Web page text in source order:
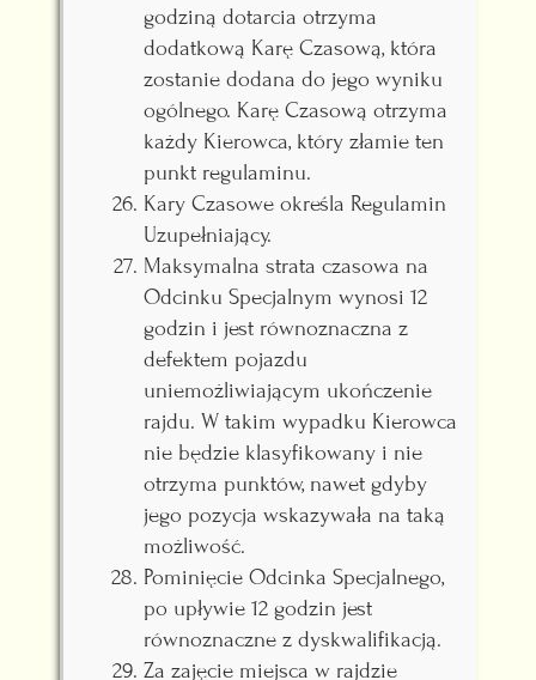
godziną dotarcia otrzyma
dodatkową Karę Czasową, która
zostanie dodana do jego wyniku
ogólnego. Karę Czasową otrzyma
każdy Kierowca, który złamie ten
punkt regulaminu.
Kary Czasowe określa Regulamin
Uzupełniający.
Maksymalna strata czasowa na
Odcinku Specjalnym wynosi 12
godzin i jest równoznaczna z
defektem pojazdu
uniemożliwiającym ukończenie
rajdu. W takim wypadku Kierowca
nie będzie klasyfikowany i nie
otrzyma punktów, nawet gdyby
jego pozycja wskazywała na taką
możliwość.
Pominięcie Odcinka Specjalnego,
po upływie 12 godzin jest
równoznaczne z dyskwalifikacją.
Za zajęcie miejsca w rajdzie